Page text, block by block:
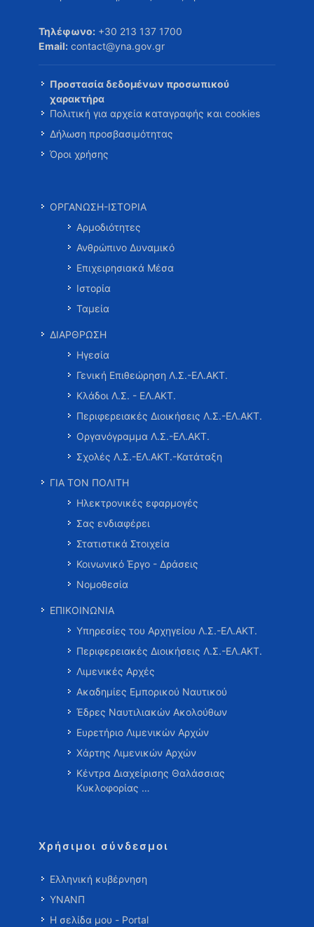
Τηλέφωνο: +30 213 137 1700
Email: contact@yna.gov.gr
Προστασία δεδομένων προσωπικού
χαρακτήρα
Πολιτική για αρχεία καταγραφής και cookies
Δήλωση προσβασιμότητας
Όροι χρήσης
ΟΡΓΑΝΩΣΗ-ΙΣΤΟΡΙΑ
Αρμοδιότητες
Ανθρώπινο Δυναμικό
Επιχειρησιακά Μέσα
Ιστορία
Ταμεία
ΔΙΑΡΘΡΩΣΗ
Ηγεσία
Γενική Επιθεώρηση Λ.Σ.-ΕΛ.ΑΚΤ.
Κλάδοι Λ.Σ. - ΕΛ.ΑΚΤ.
Περιφερειακές Διοικήσεις Λ.Σ.-ΕΛ.ΑΚΤ.
Οργανόγραμμα Λ.Σ.-ΕΛ.ΑΚΤ.
Σχολές Λ.Σ.-ΕΛ.ΑΚΤ.-Κατάταξη
ΓΙΑ ΤΟΝ ΠΟΛΙΤΗ
Ηλεκτρονικές εφαρμογές
Σας ενδιαφέρει
Στατιστικά Στοιχεία
Κοινωνικό Έργο - Δράσεις
Νομοθεσία
ΕΠΙΚΟΙΝΩΝΙΑ
Υπηρεσίες του Αρχηγείου Λ.Σ.-ΕΛ.ΑΚΤ.
Περιφερειακές Διοικήσεις Λ.Σ.-ΕΛ.ΑΚΤ.
Λιμενικές Αρχές
Ακαδημίες Εμπορικού Ναυτικού
Έδρες Ναυτιλιακών Ακολούθων
Ευρετήριο Λιμενικών Αρχών
Χάρτης Λιμενικών Αρχών
Κέντρα Διαχείρισης Θαλάσσιας
Κυκλοφορίας …
Χρήσιμοι σύνδεσμοι
Ελληνική κυβέρνηση
ΥΝΑΝΠ
Η σελίδα μου - Portal